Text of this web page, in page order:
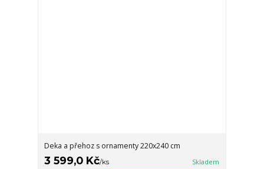
Deka a přehoz s ornamenty 220x240 cm
3 599,0 Kč/ks Skladem